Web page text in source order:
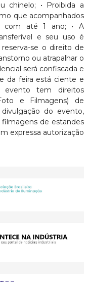
chinelo; • Proibida a
que acompanhados
com até 1 ano; • A
e seu uso é
se o direito de
ou atrapalhar o
será confiscada e
da feira está ciente e
evento tem direitos
e Filmagens) de
do evento,
de estandes
expressa autorização